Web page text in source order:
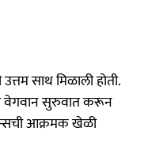
साथ मिळाली होती.
वेगवान सुरुवात करून
आक्रमक खेळी